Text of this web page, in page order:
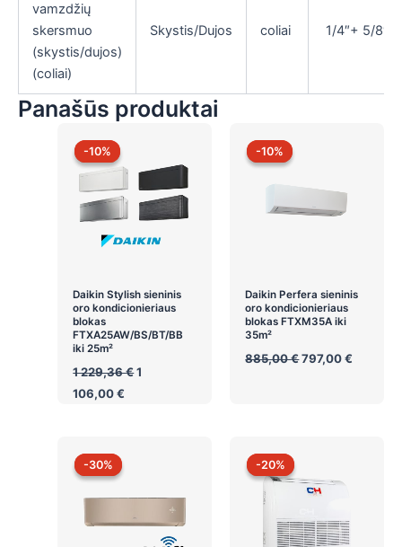
vamzdžių
skersmuo
(skystis/dujos)
(coliai)
Skystis/Dujos coliai 1/4″+ 5/8″
Panašūs produktai
-10%
-10%
Daikin Stylish sieninis
oro kondicionieriaus
blokas
FTXA25AW/BS/BT/BB
iki 25m²
1 229,36€Original
1
106,00€
-10%
-10%
Daikin Perfera sieninis
oro kondicionieriaus
blokas FTXM35A iki
35m²
885,00€Original
price
797,00€
-30%
-30% -20%
-20%